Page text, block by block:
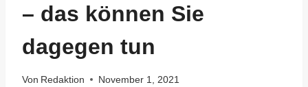
– das können Sie
dagegen tun
Von Redaktion November 1, 2021